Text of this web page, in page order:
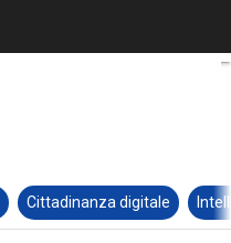
Cittadinanza digitale